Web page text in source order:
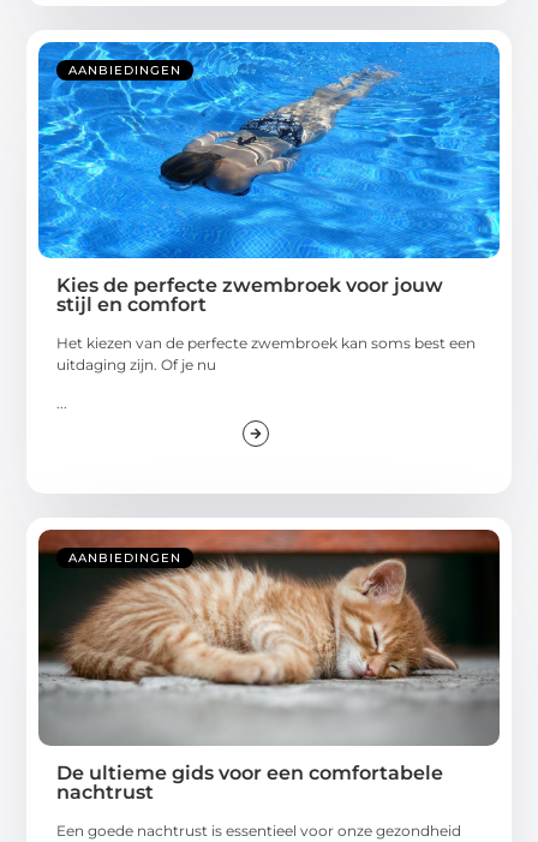
AANBIEDINGEN
Kies de perfecte zwembroek voor jouw
stijl en comfort
Het kiezen van de perfecte zwembroek kan soms best een
uitdaging zijn. Of je nu
...
AANBIEDINGEN
De ultieme gids voor een comfortabele
nachtrust
Een goede nachtrust is essentieel voor onze gezondheid